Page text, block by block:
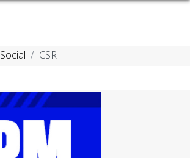
Social
CSR